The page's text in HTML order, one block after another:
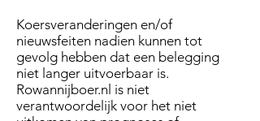
Koersveranderingen en/of
nieuwsfeiten nadien kunnen tot
gevolg hebben dat een belegging
niet langer uitvoerbaar is.
Rowannijboer.nl is niet
verantwoordelijk voor het niet